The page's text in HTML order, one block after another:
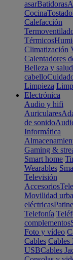
asarBatidoras
Cocina
Calefacción
Térmicos
Climatización
Calentadores
Belleza y salud
cabello
Limpieza
Electrónica
Audio y hifi
Auriculares
de sonido
Informática
Gaming &
Smart home
Wearables
Televisión
Accesorios
Movilidad
eléctricas
Telefonía
complementos
Foto y vídeo
Cables
USBCables